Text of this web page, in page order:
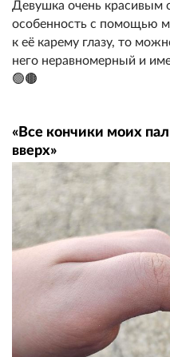
Девушка очень красивым
особенность с помощью
к её карему глазу, то
него неравномерный и
🟢🟤
«Все кончики моих
вверх»